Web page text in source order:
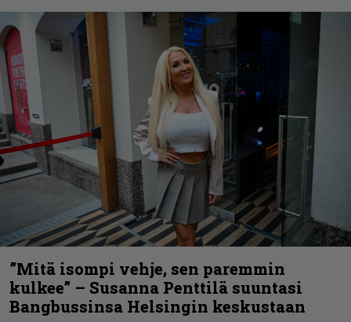
”Mitä isompi vehje, sen paremmin
kulkee” – Susanna Penttilä suuntasi
Bangbussinsa Helsingin keskustaan